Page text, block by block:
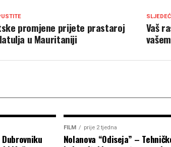
Vaš
promjene prijete prastaroj
u Mauritaniji
FILM prije 2 tjedna
Nolanova “Odiseja” –